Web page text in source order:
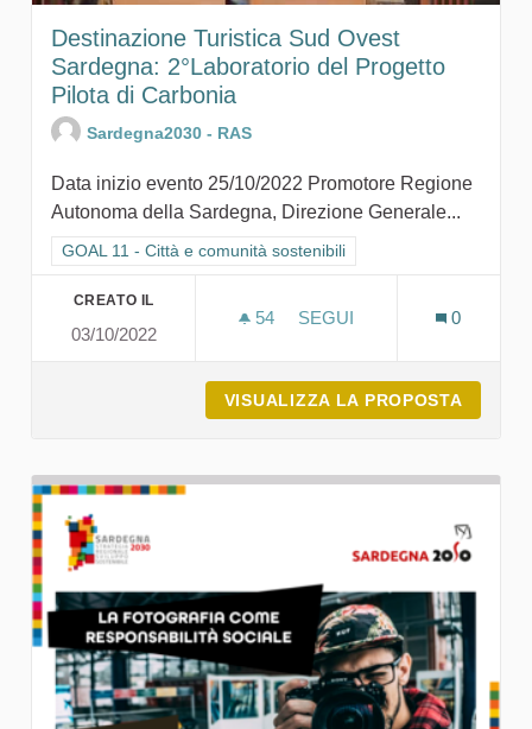
Destinazione Turistica Sud Ovest
Sardegna: 2°Laboratorio del Progetto
Pilota di Carbonia
Sardegna2030 - RAS
Data inizio evento 25/10/2022 Promotore Regione
Autonoma della Sardegna, Direzione Generale...
Filtra i risultati per categoria: GOAL 11 - Città e comunità
GOAL 11 - Città e comunità sostenibili
CREATO IL
03/10/2022
54 54 SOSTENITORI
SEGUI
0
VISUALIZZA LA PROPOSTA